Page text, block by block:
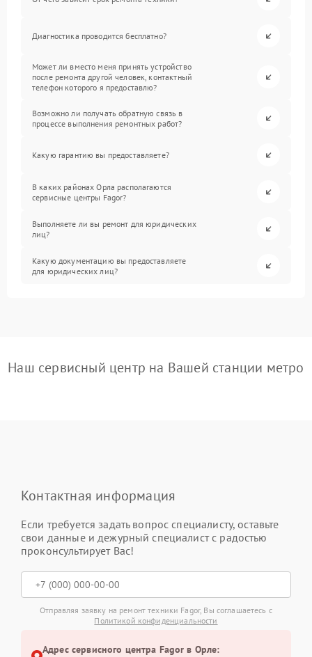
Диагностика проводится бесплатно?
Может ли вместо меня принять устройство
после ремонта другой человек, контактный
телефон которого я предоставлю?
Возможно ли получать обратную связь в
процессе выполнения ремонтных работ?
Какую гарантию вы предоставляете?
В каких районах Орла располагаются
сервисные центры Fagor?
Выполняете ли вы ремонт для юридических
лиц?
Какую документацию вы предоставляете
для юридических лиц?
Наш сервисный центр на Вашей станции метро
Контактная информация
Если требуется задать вопрос специалисту, оставьте
свои данные и дежурный специалист с радостью
проконсультирует Вас!
Отправляя заявку на ремонт техники Fagor, Вы соглашаетесь с
Политикой конфиденциальности
Адрес сервисного центра Fagor в Орле: